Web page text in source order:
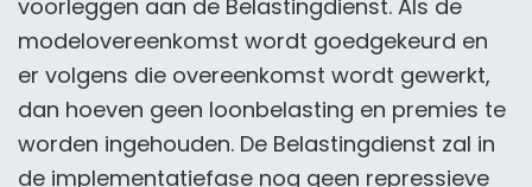
voorleggen aan de Belastingdienst. Als de
modelovereenkomst wordt goedgekeurd en
er volgens die overeenkomst wordt gewerkt,
dan hoeven geen loonbelasting en premies te
worden ingehouden. De Belastingdienst zal in
de implementatiefase nog geen repressieve